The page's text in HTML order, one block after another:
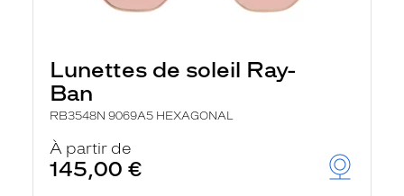
Lunettes de soleil Ray-
Ban
RB3548N 9069A5 HEXAGONAL
À partir de
145,00 €